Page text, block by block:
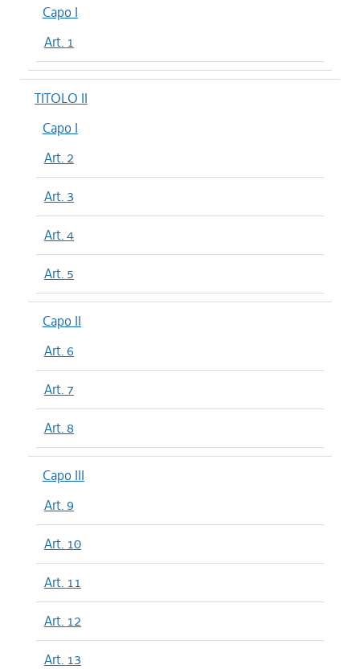
Capo I
Art. 1
TITOLO II
Capo I
Art. 2
Art. 3
Art. 4
Art. 5
Capo II
Art. 6
Art. 7
Art. 8
Capo III
Art. 9
Art. 10
Art. 11
Art. 12
Art. 13